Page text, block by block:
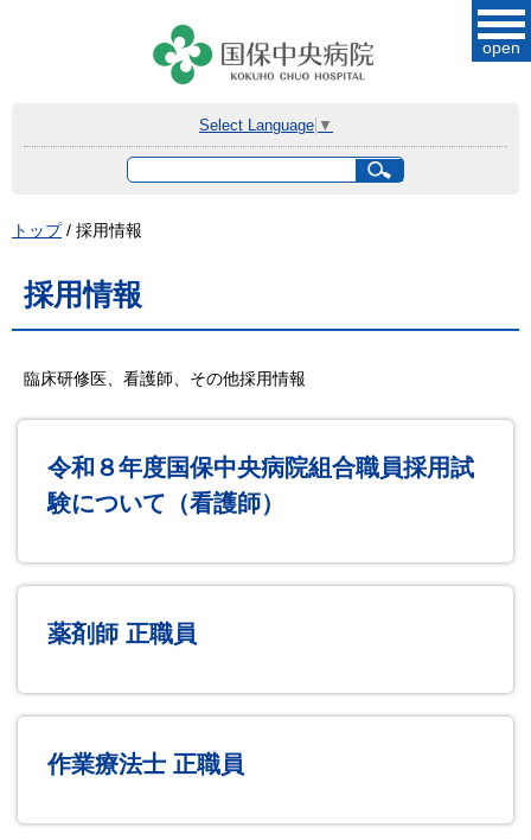
Select Language ▼
内
open
現
位
置：
トップ/ 採用情報
採用情報
臨床研修医、看護師、その他採用情報
令和８年度国保中央病院組合職員採用試
験について（看護師）
薬剤師 正職員
作業療法士 正職員